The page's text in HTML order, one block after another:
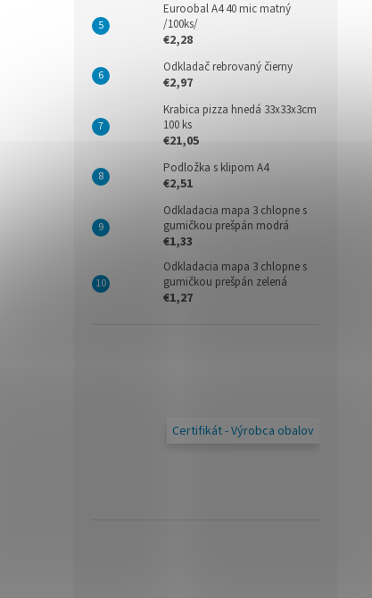
Euroobal A4 40 mic matný
/100ks/
€2,28
Odkladač rebrovaný čierny
€2,97
Krabica pizza hnedá 33x33x3cm
100 ks
€21,05
Podložka s klipom A4
€2,51
Odkladacia mapa 3 chlopne s
gumičkou prešpán modrá
€1,33
Odkladacia mapa 3 chlopne s
gumičkou prešpán zelená
€1,27
Certifikát - Výrobca obalov